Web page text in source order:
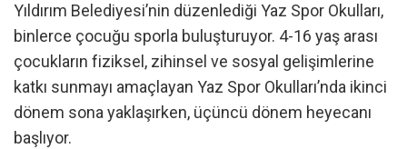
Yıldırım Belediyesi’nin düzenlediği Yaz Spor Okulları,
binlerce çocuğu sporla buluşturuyor. 4-16 yaş arası
çocukların fiziksel, zihinsel ve sosyal gelişimlerine
katkı sunmayı amaçlayan Yaz Spor Okulları’nda ikinci
dönem sona yaklaşırken, üçüncü dönem heyecanı
başlıyor.